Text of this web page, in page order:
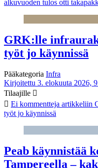
alkuvuoden tulos otti
GRK:lle
työt jo käynnissä
Pääkategoria Infra
Kirjoitettu 3. elokuuta 2026,
Tilaajille
Ei kommentteja artikkeliin
työt jo käynnissä
Peab käynnistää
Tampereella –